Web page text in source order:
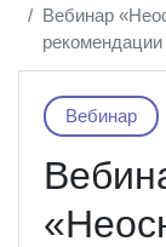
Вебинар
рекомендации
Вебинар